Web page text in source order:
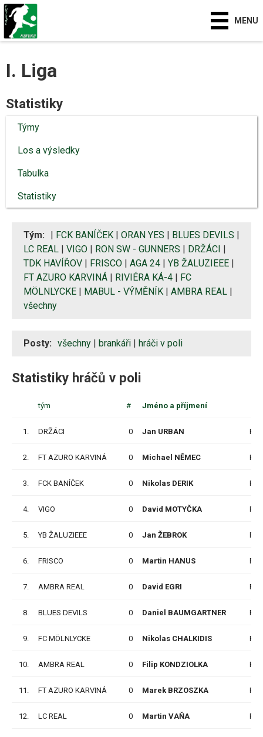
MENU
I. Liga
Statistiky
Týmy
Los a výsledky
Tabulka
Statistiky
Tým: FCK BANÍČEK ORAN YES BLUES DEVILS
LC REAL
VIGO RON SW - GUNNERS DRŽÁCI
TDK HAVÍŘOV
FRISCO AGA 24 YB ŽALUZIEEE
FT AZURO KARVINÁ
RIVIÉRA KÁ-4
FC
MÖLNLYCKE
MABUL - VÝMĚNÍK AMBRA REAL
všechny
Posty: všechny brankáři hráči v poli
Statistiky hráčů v poli
tým # Jméno a příjmení
1. DRŽÁCI 0 Jan URBAN P
2. FT AZURO KARVINÁ 0 Michael NĚMEC P
3. FCK BANÍČEK 0 Nikolas DERIK P
4. VIGO 0 David MOTYČKA P
5. YB ŽALUZIEEE 0 Jan ŽEBROK P
6. FRISCO 0 Martin HANUS P
7. AMBRA REAL 0 David EGRI P
8. BLUES DEVILS 0 Daniel BAUMGARTNER P
9. FC MÖLNLYCKE 0 Nikolas CHALKIDIS P
10. AMBRA REAL 0 Filip KONDZIOLKA P
11. FT AZURO KARVINÁ 0 Marek BRZOSZKA P
12. LC REAL 0 Martin VAŇA P